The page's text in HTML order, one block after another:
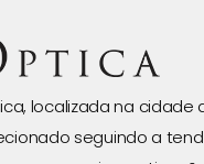
localizada na cidade
seguindo a